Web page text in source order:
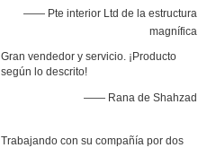
—— Pte interior Ltd de la estructura
magnífica
Gran vendedor y servicio. ¡Producto
según lo descrito!
—— Rana de Shahzad
Trabajando con su compañía por dos